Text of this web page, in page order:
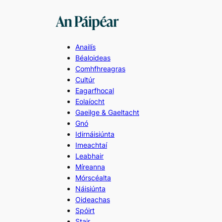
Anailís
Béaloideas
Comhfhreagras
Cultúr
Eagarfhocal
Eolaíocht
Gaeilge & Gaeltacht
Gnó
Idirnáisiúnta
Imeachtaí
Leabhair
Míreanna
Mórscéalta
Náisiúnta
Oideachas
Spóirt